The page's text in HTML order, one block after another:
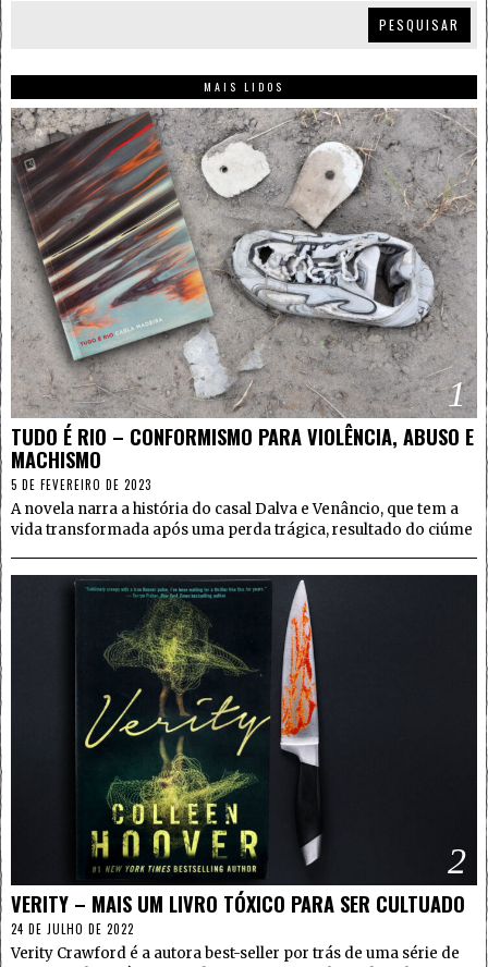
PESQUISAR
MAIS LIDOS
1
TUDO É RIO – CONFORMISMO PARA VIOLÊNCIA, ABUSO E
MACHISMO
5 DE FEVEREIRO DE 2023
A novela narra a história do casal Dalva e Venâncio, que tem a
vida transformada após uma perda trágica, resultado do ciúme
2
VERITY – MAIS UM LIVRO TÓXICO PARA SER CULTUADO
24 DE JULHO DE 2022
Verity Crawford é a autora best-seller por trás de uma série de